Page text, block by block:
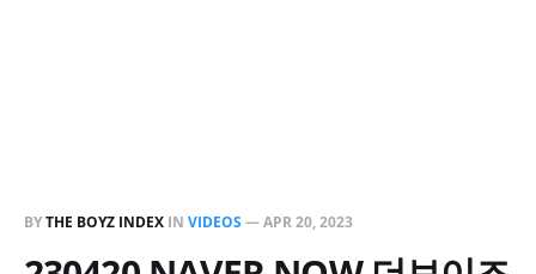
BYTHE BOYZ INDEX IN VIDEOS—APR 20, 2023